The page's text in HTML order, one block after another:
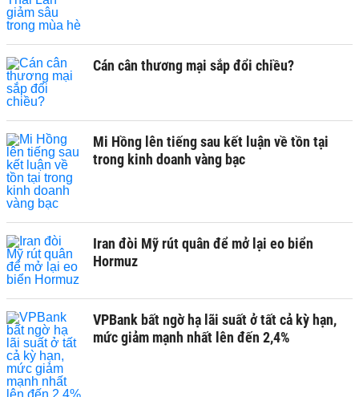
Cán cân thương mại sắp đổi chiều?
Mi Hồng lên tiếng sau kết luận về tồn tại
trong kinh doanh vàng bạc
Iran đòi Mỹ rút quân để mở lại eo biển
Hormuz
VPBank bất ngờ hạ lãi suất ở tất cả kỳ hạn,
mức giảm mạnh nhất lên đến 2,4%